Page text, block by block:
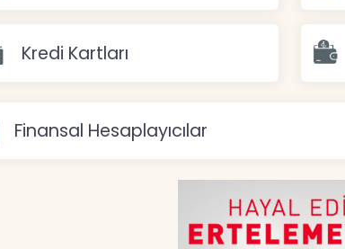
Kredi Kartları
Finansal Hesaplayıcılar